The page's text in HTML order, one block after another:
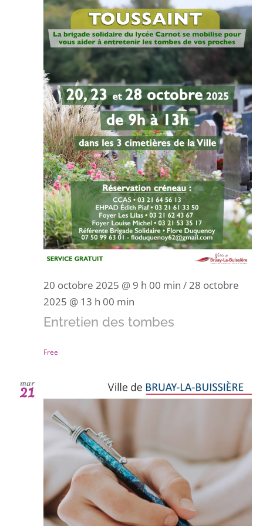
20 octobre 2025 @ 9 h 00 min /28 octobre
2025 @ 13 h 00 min
Entretien des tombes
Free
mar
21